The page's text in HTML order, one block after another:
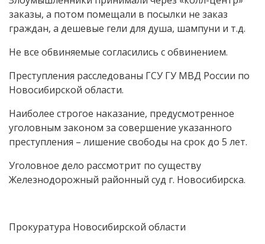
заказы, а потом помещали в посылки не заказ
граждан, а дешевые гели для душа, шампуни и т.д.
Не все обвиняемые согласились с обвинением.
Преступления расследованы ГСУ ГУ МВД России по
Новосибирской области.
Наиболее строгое наказание, предусмотренное
уголовным законом за совершение указанного
преступления – лишение свободы на срок до 5 лет.
Уголовное дело рассмотрит по существу
Железнодорожный районный суд г. Новосибирска.
Прокуратура Новосибирской области